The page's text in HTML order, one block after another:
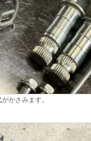
かさみます。